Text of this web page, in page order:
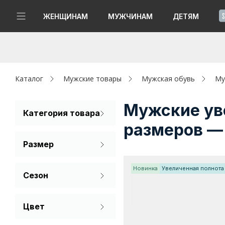
ЖЕНЩИНАМ МУЖЧИНАМ ДЕТЯМ
Женщинам
Капсула
Аутлет
Каталог Мужские товары Мужская обувь
Категория товара
Кеды
Мокасины
Размер
46
Сезон
Демисезон
Цвет
Мужские
размеров —
Новинка Увеличенная полнота